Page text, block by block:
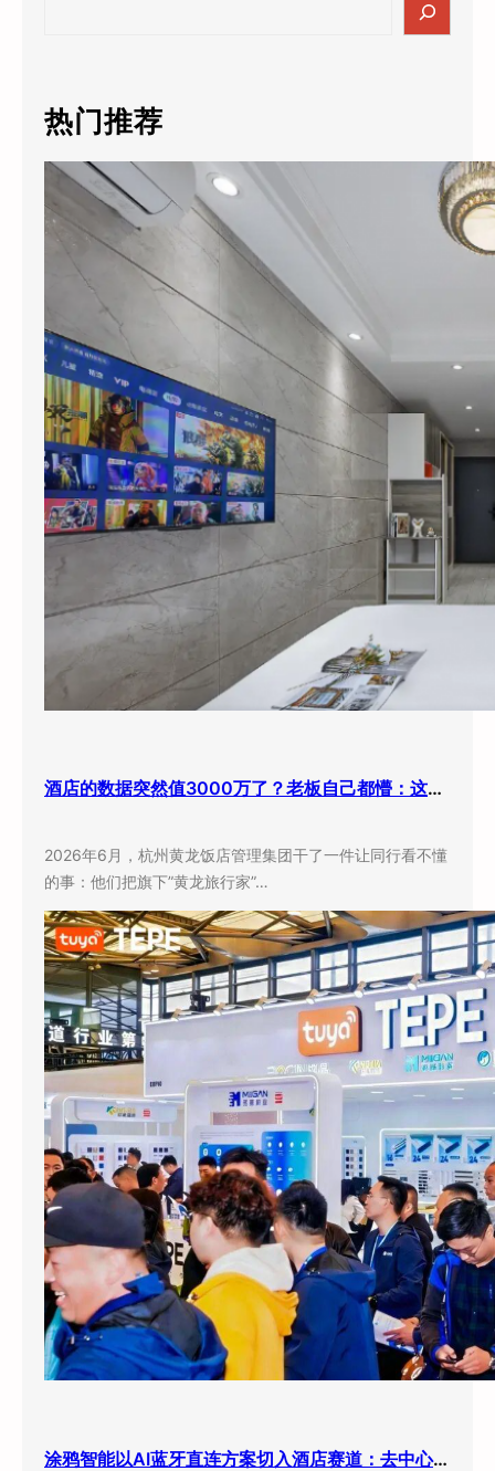
c
h
热门推荐
酒店的数据突然值3000万了？老板自己都懵：这玩意儿还能卖钱？
2026年6月，杭州黄龙饭店管理集团干了一件让同行看不懂
的事：他们把旗下”黄龙旅行家”…
涂鸦智能以AI蓝牙直连方案切入酒店赛道：去中心化架构破解智能化改造三大痛点